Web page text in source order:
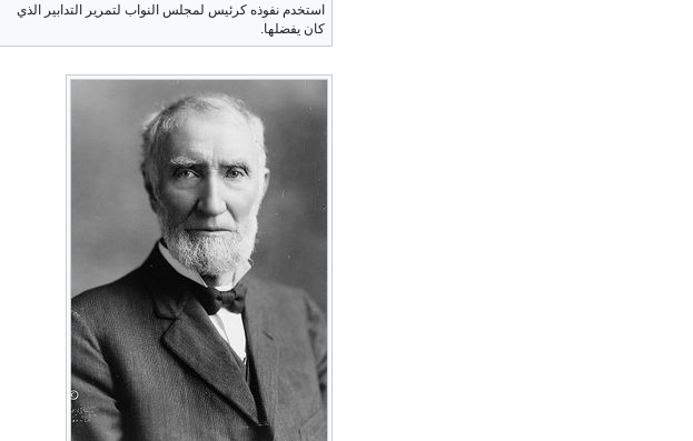
استخدم نفوذه كرئيس لمجلس النواب لتمرير التدابير الذي
كان يفضلها.